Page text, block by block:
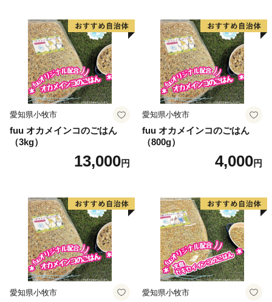
愛知県小牧市
fuu オカメインコのごはん
（3kg）
13,000円
愛知県小牧市
fuu オカメインコのごはん
（800g）
4,000円
愛知県小牧市 愛知県小牧市